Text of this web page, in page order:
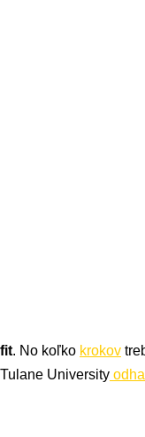
. No koľko krokov
University